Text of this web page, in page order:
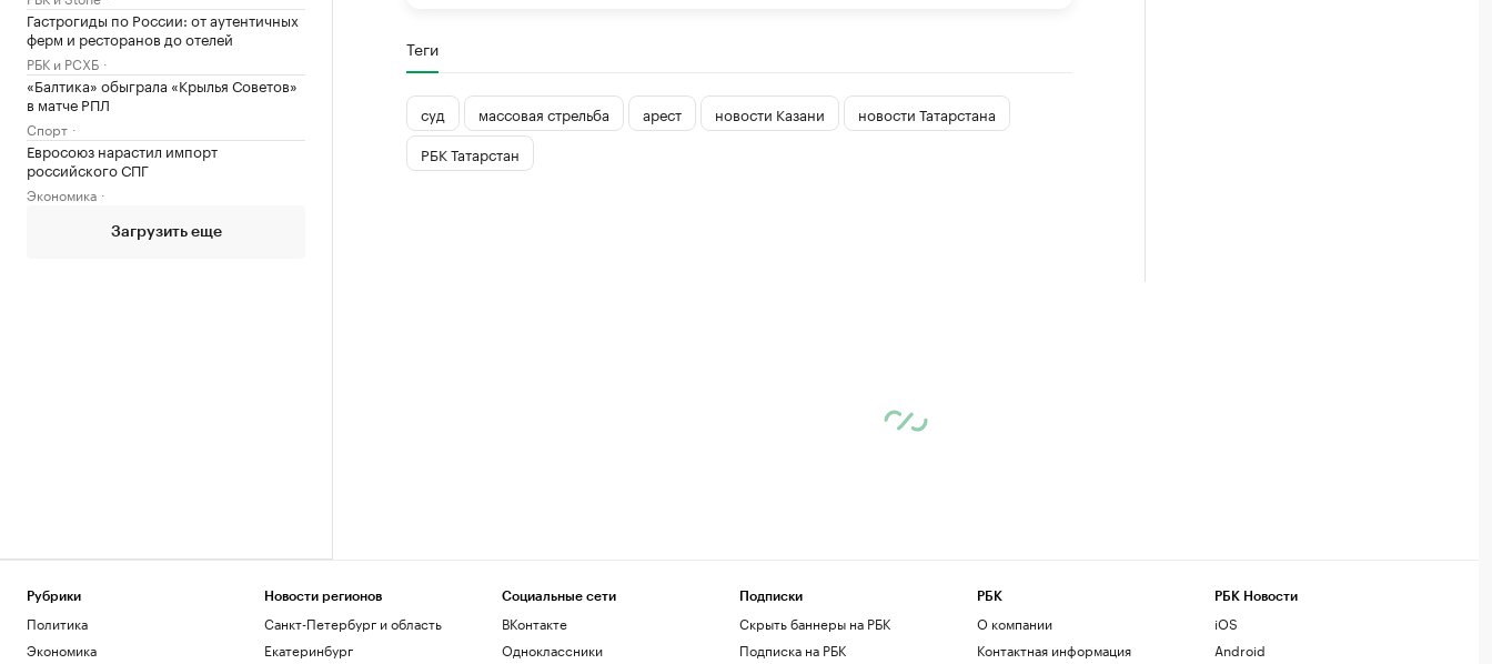
Гастрогиды по России: от аутентичных
ферм и ресторанов до отелей
РБК и РСХБ
«Балтика» обыграла «Крылья Советов»
в матче РПЛ
Спорт
Евросоюз нарастил импорт
российского СПГ
Экономика
Загрузить еще
Теги
суд массовая стрельба арест новости Казани
новости Татарстана
РБК Татарстан
Рубрики
Политика
Экономика
Новости регионов
Санкт-Петербург и область
Екатеринбург
Социальные сети
ВКонтакте
Одноклассники
Подписки
Скрыть баннеры на РБК
Подписка на РБК
РБК
О компании
Контактная информация
РБК Новости
iOS
Android